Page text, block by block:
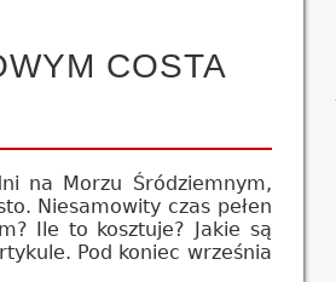
COSTA
na Morzu Śródziemnym,
Niesamowity czas pełen
Ile to kosztuje? Jakie są
Pod koniec września